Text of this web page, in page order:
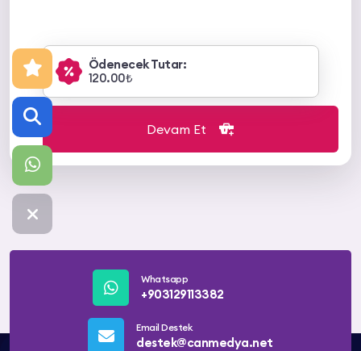
Ödenecek Tutar:
120.00₺
Devam Et
Whatsapp
+903129113382
Email Destek
destek@canmedya.net